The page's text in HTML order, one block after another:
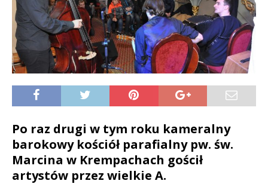
Po raz drugi w tym roku kameralny
barokowy kościół parafialny pw. św.
Marcina w Krempachach gościł
artystów przez wielkie A.